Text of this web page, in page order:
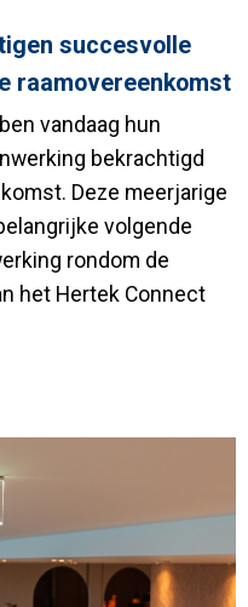
succesvolle
raamovereenkomst
vandaag hun
bekrachtigd
Deze meerjarige
volgende
rondom de
het Hertek Connect